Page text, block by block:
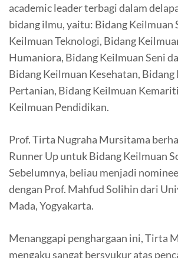
academic leader terbagi dalam
bidang ilmu, yaitu: Bidang Keilmuan
Keilmuan Teknologi, Bidang
Humaniora, Bidang Keilmuan Seni
Bidang Keilmuan Kesehatan, Bidang
Pertanian, Bidang Keilmuan
Keilmuan Pendidikan.
Prof. Tirta Nugraha Mursitama
Runner Up untuk Bidang Keilmuan
Sebelumnya, beliau menjadi
dengan Prof. Mahfud Solihin dari
Mada, Yogyakarta.
Menanggapi penghargaan ini, Tirta
mengaku sangat bersyukur atas